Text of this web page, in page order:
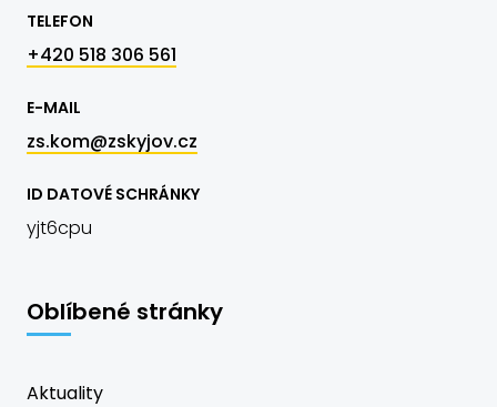
TELEFON
+420 518 306 561
E-MAIL
zs.kom@zskyjov.cz
ID DATOVÉ SCHRÁNKY
yjt6cpu
Oblíbené stránky
Aktuality